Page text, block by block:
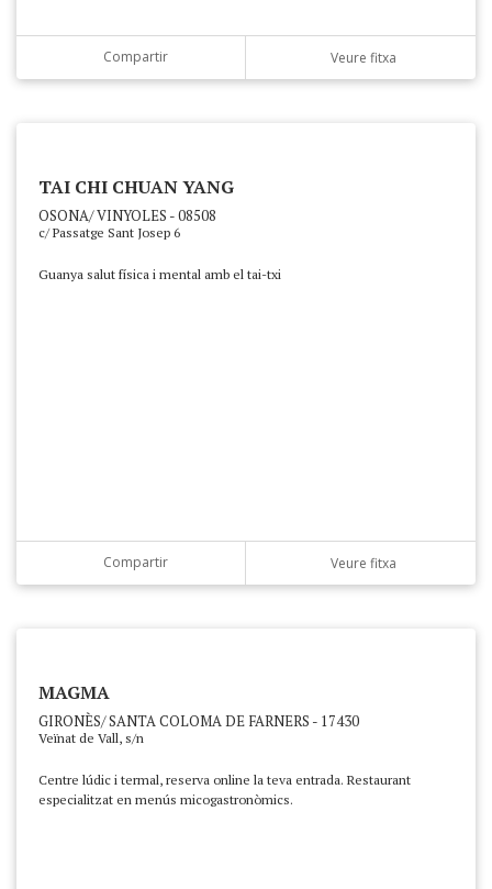
Compartir Veure fitxa
TAI CHI CHUAN YANG
OSONA/ VINYOLES - 08508
c/ Passatge Sant Josep 6
Guanya salut física i mental amb el tai-txi
Compartir Veure fitxa
MAGMA
GIRONÈS/ SANTA COLOMA DE FARNERS - 17430
Veïnat de Vall, s/n
Centre lúdic i termal, reserva online la teva entrada. Restaurant
especialitzat en menús micogastronòmics.